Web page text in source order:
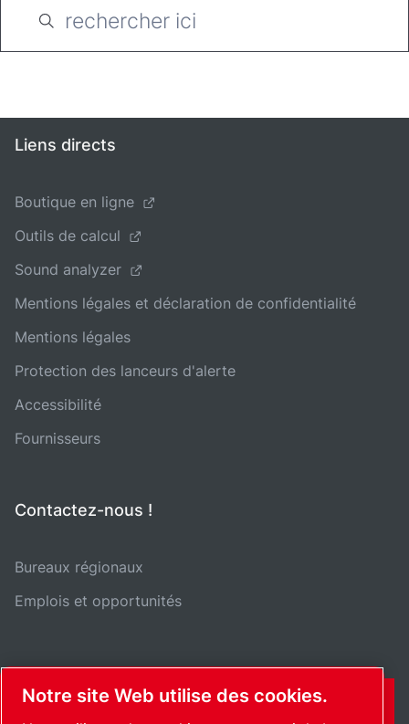
Liens directs
Boutique en ligne
Outils de calcul
Sound analyzer
Mentions légales et déclaration de confidentialité
Mentions légales
Protection des lanceurs d'alerte
Accessibilité
Fournisseurs
Contactez-nous !
Bureaux régionaux
Emplois et opportunités
CONTACT
Notre site Web utilise des cookies.